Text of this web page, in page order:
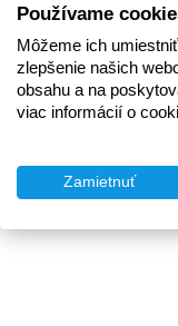
Používame
Môžeme ich
zlepšenie našich
obsahu a na
viac informácií o
Zamietnuť